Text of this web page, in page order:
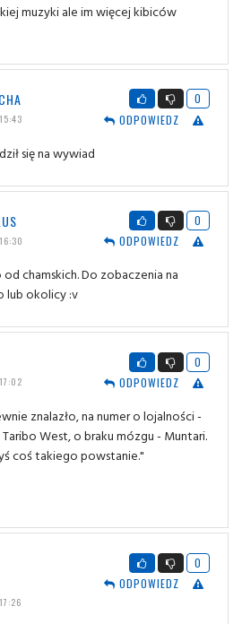
muzyki ale im więcej kibiców
0
ODPOWIEDZ
się na wywiad
0
ODPOWIEDZ
od chamskich. Do zobaczenia na
lub okolicy :v
0
ODPOWIEDZ
znalazło, na numer o lojalności -
West, o braku mózgu - Muntari.
coś takiego powstanie."
0
ODPOWIEDZ